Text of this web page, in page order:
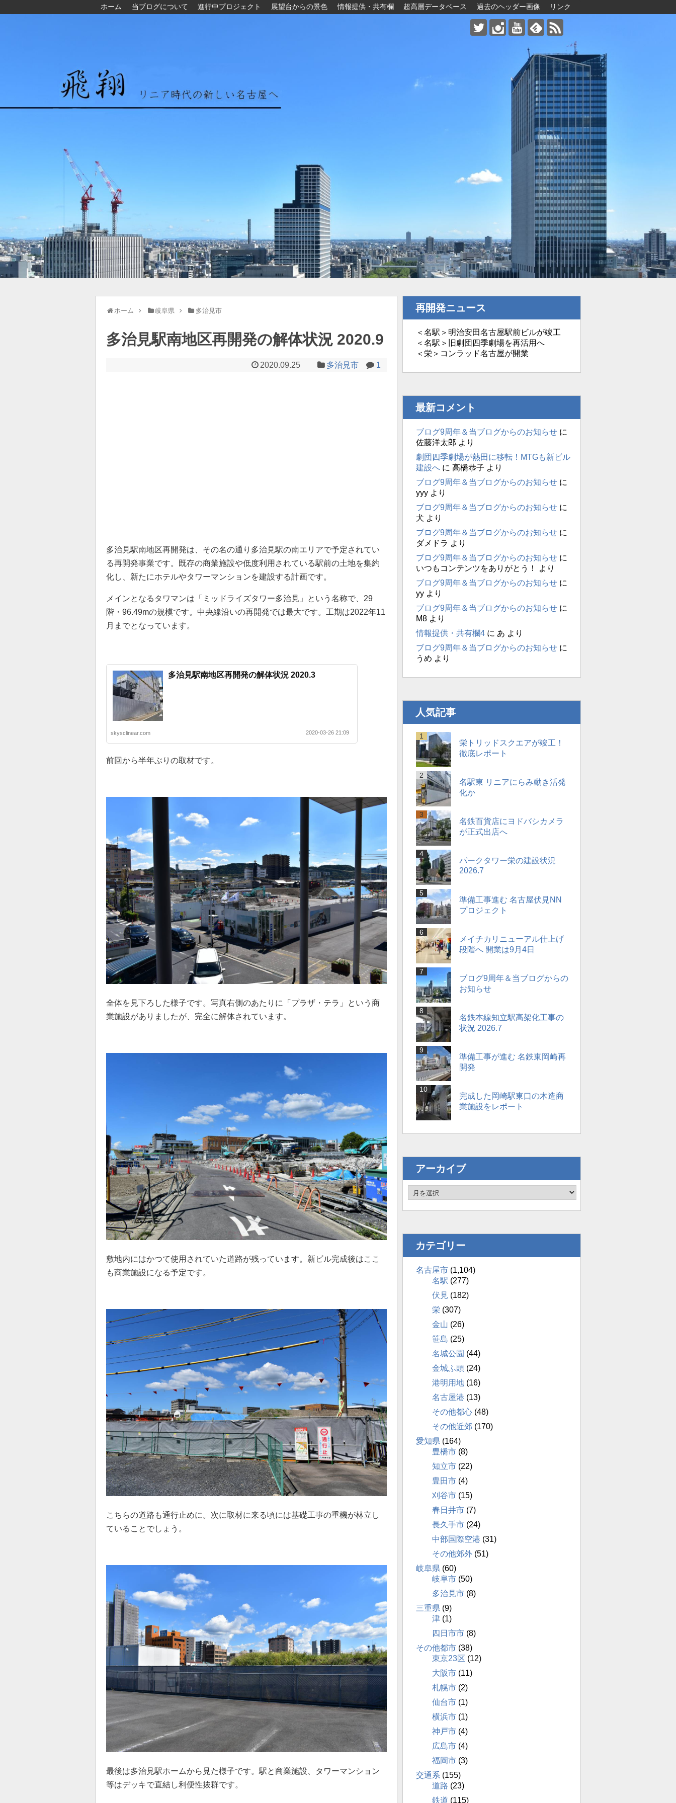
ホーム 当ブログについて 進行中プロジェクト 展望台からの景色 情報提供・共有欄 超高層データベース 過去のヘッダー画像 リンク
ホーム 岐阜県 多治見市
多治見駅南地区再開発の解体状況 2020.9
2020.09.25 多治見市 1
多治見駅南地区再開発は、その名の通り多治見駅の南エリアで予定されてい
る再開発事業です。既存の商業施設や低度利用されている駅前の土地を集約
化し、新たにホテルやタワーマンションを建設する計画です。
メインとなるタワマンは「ミッドライズタワー多治見」という名称で、29
階・96.49mの規模です。中央線沿いの再開発では最大です。工期は2022年11
月までとなっています。
多治見駅南地区再開発の解体状況 2020.3
skysclinear.com 2020-03-26 21:09
前回から半年ぶりの取材です。
全体を見下ろした様子です。写真右側のあたりに「プラザ・テラ」という商
業施設がありましたが、完全に解体されています。
敷地内にはかつて使用されていた道路が残っています。新ビル完成後はここ
も商業施設になる予定です。
こちらの道路も通行止めに。次に取材に来る頃には基礎工事の重機が林立し
ていることでしょう。
最後は多治見駅ホームから見た様子です。駅と商業施設、タワーマンション
等はデッキで直結し利便性抜群です。
再開発ニュース
＜名駅＞明治安田名古屋駅前ビルが竣工
＜名駅＞旧劇団四季劇場を再活用へ
＜栄＞コンラッド名古屋が開業
最新コメント
ブログ9周年＆当ブログからのお知らせに
佐藤洋太郎 より
劇団四季劇場が熱田に移転！MTGも新ビル
建設へに 高橋恭子 より
ブログ9周年＆当ブログからのお知らせに
yyyより
ブログ9周年＆当ブログからのお知らせに
犬 より
ブログ9周年＆当ブログからのお知らせに
ダメドラ より
ブログ9周年＆当ブログからのお知らせに
いつもコンテンツをありがとう！
より
ブログ9周年＆当ブログからのお知らせに
yyより
ブログ9周年＆当ブログからのお知らせに
M8より
情報提供・共有欄4に あ より
ブログ9周年＆当ブログからのお知らせに
うめ より
人気記事
栄トリッドスクエアが竣工！
徹底レポート
名駅東 リニアにらみ動き活発
化か
名鉄百貨店にヨドバシカメラ
が正式出店へ
パークタワー栄の建設状況
2026.7
準備工事進む 名古屋伏見NN
プロジェクト
メイチカリニューアル仕上げ
段階へ 開業は9月4日
ブログ9周年＆当ブログからの
お知らせ
名鉄本線知立駅高架化工事の
状況 2026.7
準備工事が進む 名鉄東岡崎再
開発
完成した岡崎駅東口の木造商
業施設をレポート
アーカイブ
カテゴリー
名古屋市(1,104)
名駅 (277)
伏見 (182)
栄 (307)
金山 (26)
笹島 (25)
名城公園 (44)
金城ふ頭(24)
港明用地(16)
名古屋港 (13)
その他都心(48)
その他近郊 (170)
愛知県 (164)
豊橋市(8)
知立市(22)
豊田市(4)
刈谷市(15)
春日井市(7)
長久手市(24)
中部国際空港 (31)
その他郊外(51)
岐阜県 (60)
岐阜市(50)
多治見市(8)
三重県 (9)
津(1)
四日市市(8)
その他都市(38)
東京23区 (12)
大阪市(11)
札幌市(2)
仙台市(1)
横浜市(1)
神戸市(4)
広島市(4)
福岡市(3)
交通系 (155)
道路 (23)
鉄道 (115)